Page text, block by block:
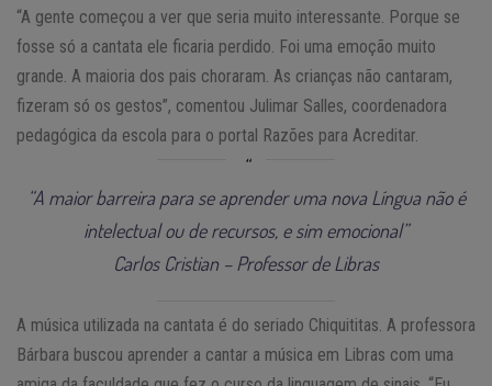
“A gente começou a ver que seria muito interessante. Porque se
fosse só a cantata ele ficaria perdido. Foi uma emoção muito
grande. A maioria dos pais choraram. As crianças não cantaram,
fizeram só os gestos”, comentou Julimar Salles, coordenadora
pedagógica da escola para o portal Razões para Acreditar.
“A maior barreira para se aprender uma nova Língua não é
intelectual ou de recursos, e sim emocional”
Carlos Cristian – Professor de Libras
A música utilizada na cantata é do seriado Chiquititas. A professora
Bárbara buscou aprender a cantar a música em Libras com uma